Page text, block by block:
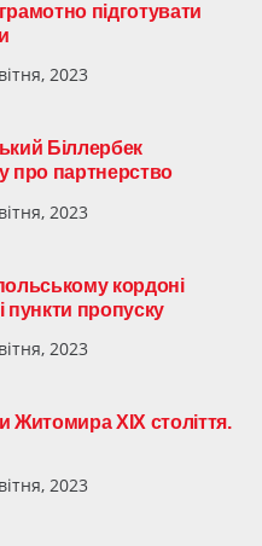
підготувати
2023
Біллербек
про партнерство
2023
кордоні
пункти пропуску
2023
Житомира XIX століття.
2023